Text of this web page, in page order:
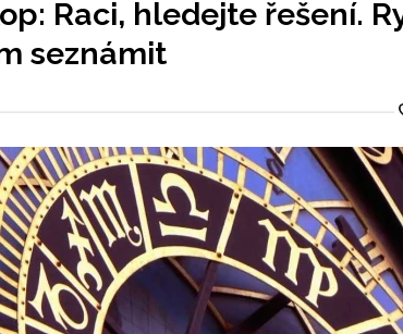
Raci, hledejte řešení.
seznámit